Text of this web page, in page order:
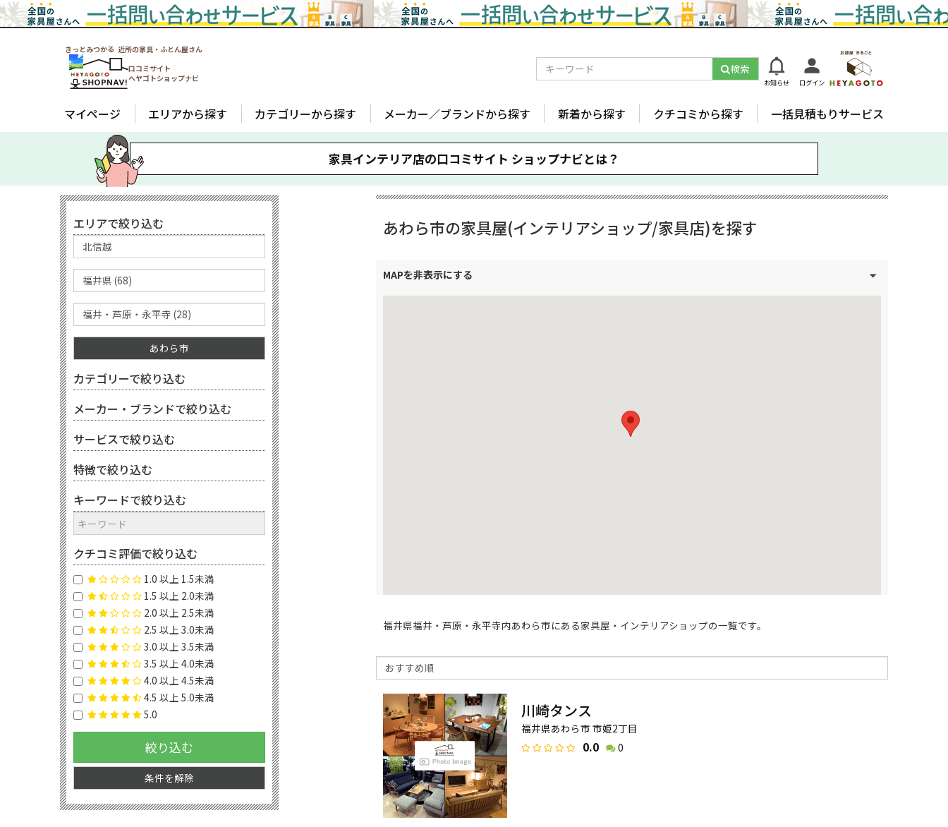
きっとみつかる 近所の家具・ふとん屋さん
口コミサイト
ヘヤゴトショップナビ
検索
お知らせ ログイン
マイページ エリアから探す カテゴリーから探す メーカー／ブランドから探す 新着から探す クチコミから探す 一括見積もりサービス
家具インテリア店の口コミサイト ショップナビとは？
あわら市の家具屋(インテリアショップ/家具店)を探す
福井県福井・芦原・永平寺内あわら市にある家具屋・インテリアショップの一覧です。
川崎タンス
福井県あわら市 市姫2丁目
0.0 0
エリアで絞り込む
あわら市
カテゴリーで絞り込む
メーカー・ブランドで絞り込む
サービスで絞り込む
特徴で絞り込む
キーワードで絞り込む
クチコミ評価で絞り込む
1.0 以上 1.5未満
1.5 以上 2.0未満
2.0 以上 2.5未満
2.5 以上 3.0未満
3.0 以上 3.5未満
3.5 以上 4.0未満
4.0 以上 4.5未満
4.5 以上 5.0未満
5.0
絞り込む
条件を解除